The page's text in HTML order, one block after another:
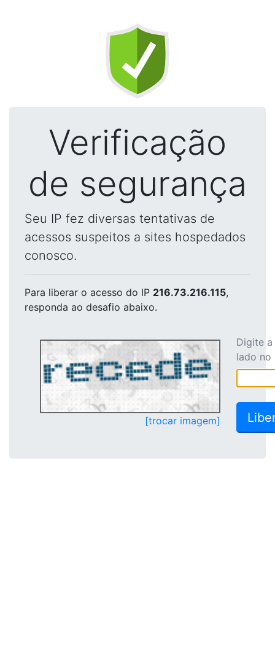
Verificação
de segurança
Seu IP fez diversas tentativas de
acessos suspeitos a sites hospedados
conosco.
Para liberar o acesso do IP 216.73.216.115,
responda ao desafio abaixo.
[trocar imagem]
Digite
lado no